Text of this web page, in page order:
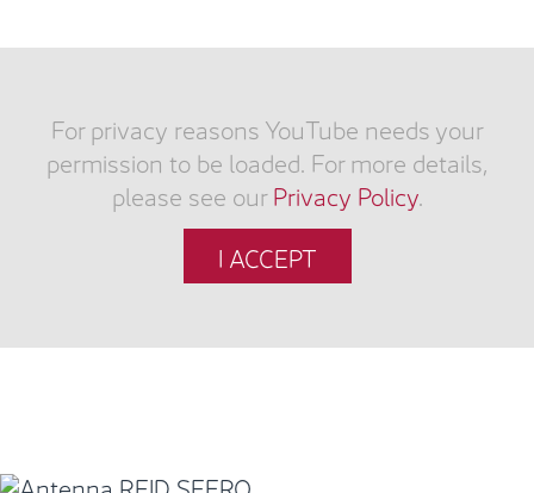
For privacy reasons YouTube needs your
permission to be loaded. For more details,
please see ourPrivacy Policy.
I ACCEPT